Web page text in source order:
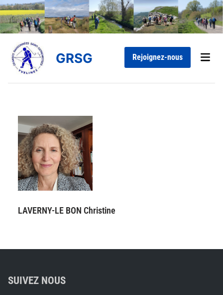
Skip
to
content
GRSG Rejoignez-nous
Main
LAVERNY-LE BON Christine
SUIVEZ NOUS